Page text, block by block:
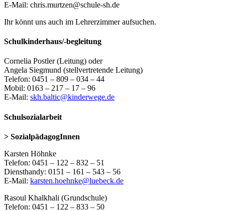
E-Mail: chris.murtzen@schule-sh.de
Ihr könnt uns auch im Lehrerzimmer aufsuchen.
Schulkinderhaus/-begleitung
Cornelia Postler (Leitung) oder
Angela Siegmund (stellvertretende Leitung)
Telefon: 0451 – 809 – 034 – 44
Mobil: 0163 – 217 – 17 – 96
E-Mail: skh.baltic@kinderwege.de
Schulsozialarbeit
> SozialpädagogInnen
Karsten Höhnke
Telefon: 0451 – 122 – 832 – 51
Diensthandy: 0151 – 161 – 543 – 56
E-Mail: karsten.hoehnke@luebeck.de
Rasoul Khalkhali (Grundschule)
Telefon: 0451 – 122 – 833 – 50